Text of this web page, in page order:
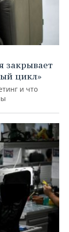
закрывает
цикл»
и что